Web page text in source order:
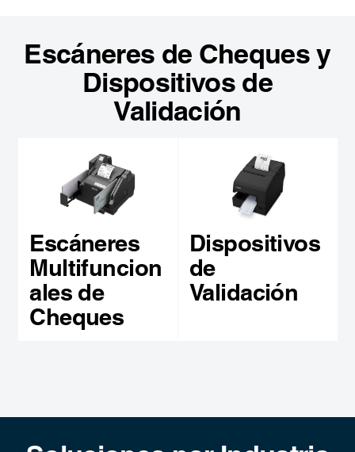
Escáneres de Cheques y
Dispositivos de
Validación
Escáneres
Multifuncion
ales de
Cheques
Dispositivos
de
Validación